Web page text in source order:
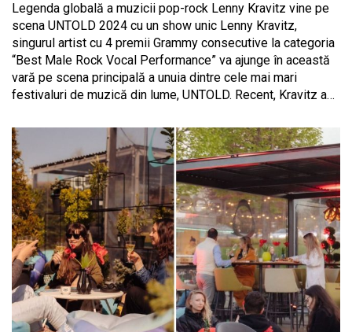
Legenda globală a muzicii pop-rock Lenny Kravitz vine pe
scena UNTOLD 2024 cu un show unic Lenny Kravitz,
singurul artist cu 4 premii Grammy consecutive la categoria
“Best Male Rock Vocal Performance” va ajunge în această
vară pe scena principală a unuia dintre cele mai mari
festivaluri de muzică din lume, UNTOLD. Recent, Kravitz a…